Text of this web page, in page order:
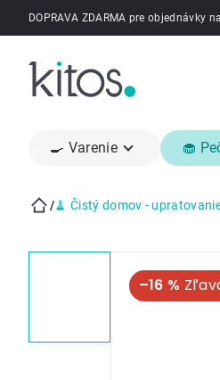
PrejsťDOPRAVA ZDARMA pre objednávky
🍳 Varenie 🧁
/🧹 Čistý domov -
–16 %